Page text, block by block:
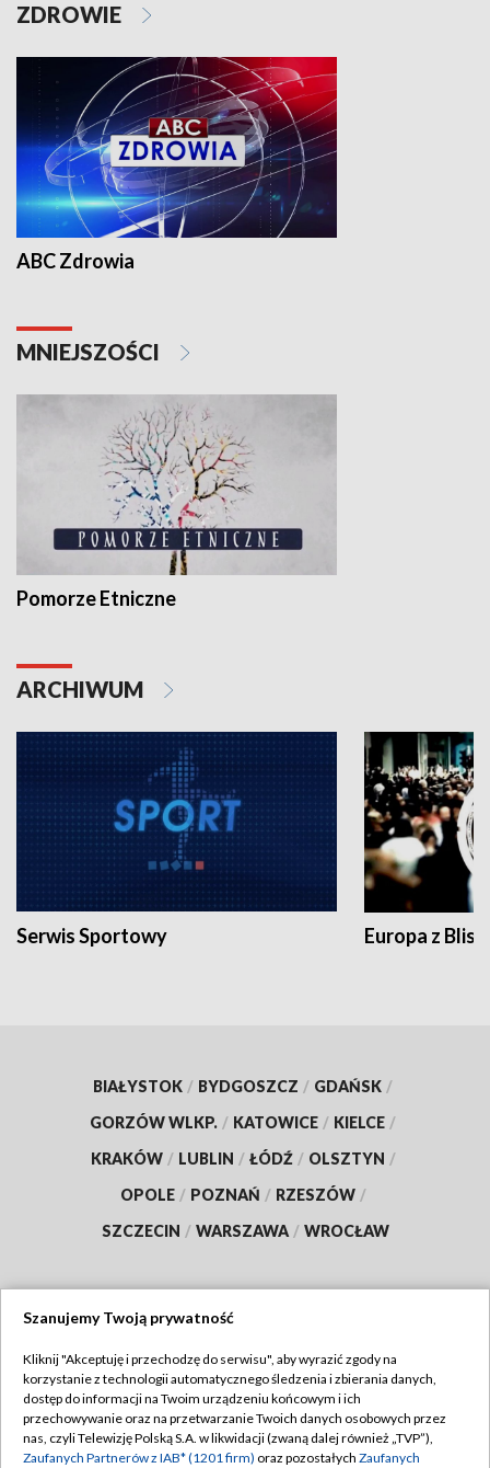
ZDROWIE
ABC Zdrowia
MNIEJSZOŚCI
Pomorze Etniczne
ARCHIWUM
Serwis Sportowy Europa z
BIAŁYSTOK / BYDGOSZCZ / GDAŃSK /
GORZÓW WLKP. / KATOWICE / KIELCE /
KRAKÓW / LUBLIN / ŁÓDŹ / OLSZTYN /
OPOLE / POZNAŃ / RZESZÓW /
SZCZECIN / WARSZAWA / WROCŁAW
TVP
Abonament TVP
Emisja w TVP
Regulamin TVP
Polityka prywatności
Szanujemy Twoją prywatność
Kliknij "Akceptuję i przechodzę do serwisu", aby wyrazić zgody na
korzystanie z technologii automatycznego śledzenia i zbierania danych,
dostęp do informacji na Twoim urządzeniu końcowym i ich
przechowywanie oraz na przetwarzanie Twoich danych osobowych przez
nas, czyli Telewizję Polską S.A. w likwidacji (zwaną dalej również „TVP”),
Zaufanych Partnerów z IAB* (1201 firm) oraz pozostałych Zaufanych